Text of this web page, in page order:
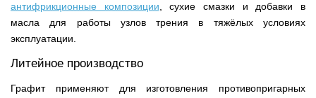
антифрикционные композиции , сухие смазки и добавки в
масла для работы узлов трения в тяжёлых условиях
эксплуатации.
Литейное производство
Графит применяют для изготовления противопригарных